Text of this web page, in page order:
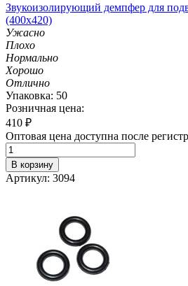
Звукоизолирующий демпфер для
(400х420)
Ужасно
Плохо
Нормально
Хорошо
Отлично
Упаковка: 50
Розничная цена:
410 ₽
Оптовая цена доступна после
В корзину
Артикул: 3094